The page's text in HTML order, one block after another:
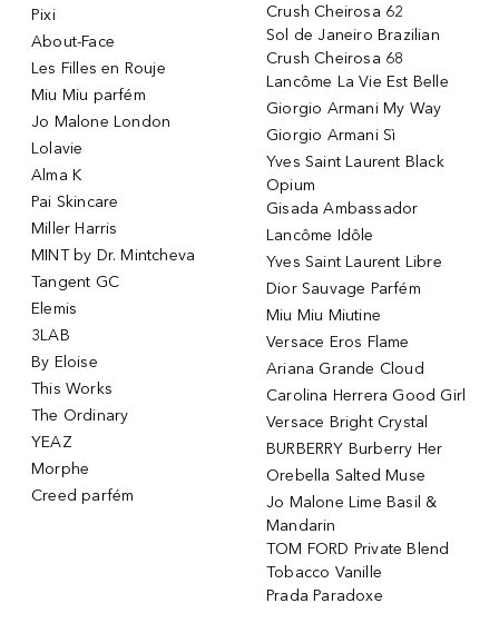
Pixi
About-Face
Les Filles en Rouje
Miu Miu parfém
Jo Malone London
Lolavie
Alma K
Pai Skincare
Miller Harris
MINT by Dr. Mintcheva
Tangent GC
Elemis
3LAB
By Eloise
This Works
The Ordinary
YEAZ
Morphe
Creed parfém
Crush Cheirosa 62
Sol de Janeiro Brazilian
Crush Cheirosa 68
Lancôme La Vie Est Belle
Giorgio Armani My Way
Giorgio Armani Sì
Yves Saint Laurent Black
Opium
Gisada Ambassador
Lancôme Idôle
Yves Saint Laurent Libre
Dior Sauvage Parfém
Miu Miu Miutine
Versace Eros Flame
Ariana Grande Cloud
Carolina Herrera Good Girl
Versace Bright Crystal
BURBERRY Burberry Her
Orebella Salted Muse
Jo Malone Lime Basil &
Mandarin
TOM FORD Private Blend
Tobacco Vanille
Prada Paradoxe